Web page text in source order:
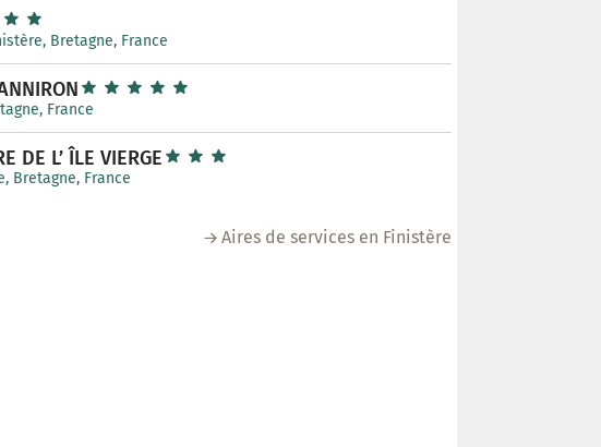
Bretagne, France
France
DE L’ ÎLE VIERGE
Bretagne, France
Aires de services en Finistère